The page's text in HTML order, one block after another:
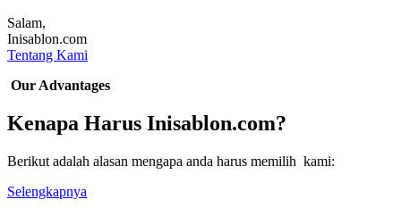
Salam,
Inisablon.com
Tentang Kami
Our Advantages
Kenapa Harus Inisablon.com?
Berikut adalah alasan mengapa anda harus memilih kami:
Selengkapnya